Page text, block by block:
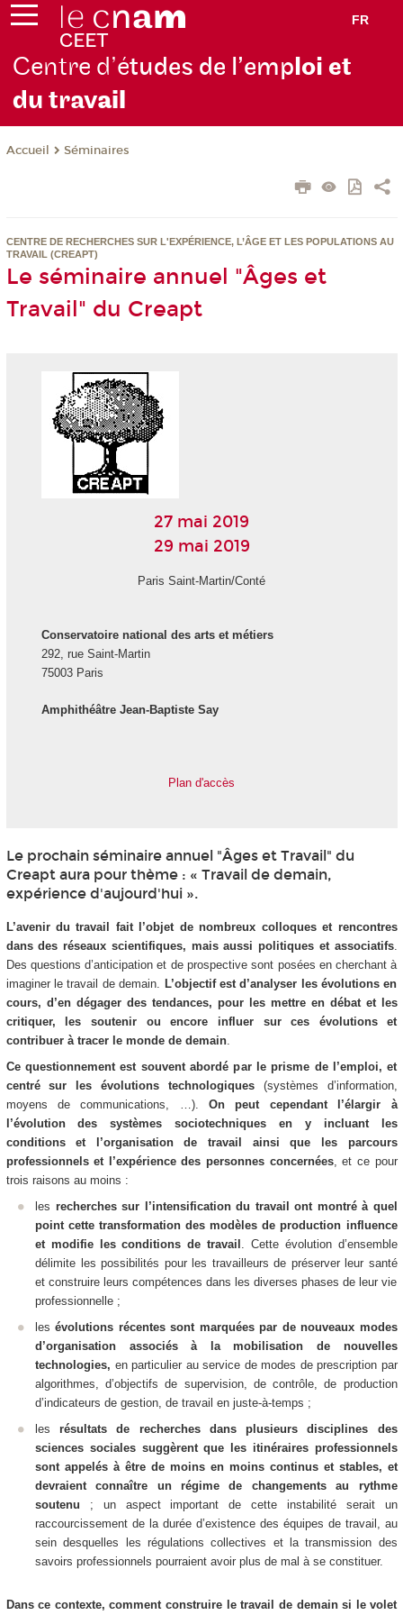
FR
Centre d’études de l’emploi et
du travail
Accueil Séminaires
CENTRE DE RECHERCHES SUR L'EXPÉRIENCE, L’ÂGE ET LES POPULATIONS AU
TRAVAIL (CREAPT)
Le séminaire annuel "Âges et
Travail" du Creapt
27 mai 2019
29 mai 2019
Paris Saint-Martin/Conté
Conservatoire national des arts et métiers
292, rue Saint-Martin
75003 Paris
Amphithéâtre Jean-Baptiste Say
Plan d'accès
Le prochain séminaire annuel "Âges et Travail" du
Creapt aura pour thème : « Travail de demain,
expérience d'aujourd'hui ».
L’avenir du travail fait l’objet de nombreux colloques et rencontres
dans des réseaux scientifiques, mais aussi politiques et associatifs.
Des questions d’anticipation et de prospective sont posées en cherchant à
imaginer le travail de demain.
L’objectif est d’analyser les évolutions en
cours, d’en dégager des tendances, pour les mettre en débat et les
critiquer, les soutenir ou encore influer sur ces évolutions et
contribuer à tracer le monde de demain.
Ce questionnement est souvent abordé par le prisme de l’emploi, et
centré sur les évolutions technologiques(systèmes d’information,
moyens de communications, …). On peut cependant l’élargir à
l’évolution des systèmes sociotechniques en y incluant les
conditions et l’organisation de travail ainsi que les parcours
professionnels et l’expérience des personnes concernées, et ce pour
trois raisons au moins :
les recherches sur l’intensification du travail ont montré à quel
point cette transformation des modèles de production influence
et modifie les conditions de travail
. Cette évolution d’ensemble
délimite les possibilités pour les travailleurs de préserver leur santé
et construire leurs compétences dans les diverses phases de leur vie
professionnelle ;
lesévolutions récentes sont marquées par de nouveaux modes
d’organisation associés à la mobilisation de nouvelles
technologies, en particulier au service de modes de prescription par
algorithmes, d’objectifs de supervision, de contrôle, de production
d’indicateurs de gestion, de travail en juste-à-temps ;
lesrésultats de recherches dans plusieurs disciplines des
sciences sociales suggèrent que les itinéraires professionnels
sont appelés à être de moins en moins continus et stables, et
devraient connaître un régime de changements au rythme
soutenu ; un aspect important de cette instabilité serait un
raccourcissement de la durée d’existence des équipes de travail, au
sein desquelles les régulations collectives et la transmission des
savoirs professionnels pourraient avoir plus de mal à se constituer.
Dans ce contexte, comment construire le travail de demain si le volet